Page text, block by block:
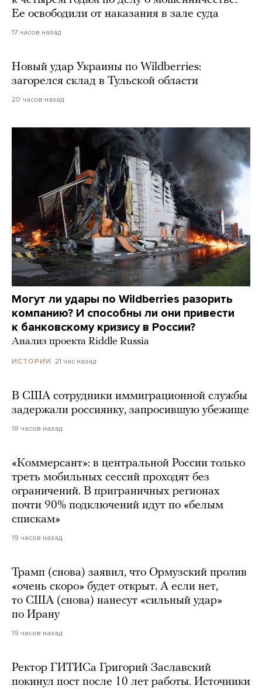
Ее освободили от наказания в зале суда
17 часов назад
Новый удар Украины по Wildberries:
загорелся склад в Тульской области
20 часов назад
Могут ли удары по Wildberries разорить
компанию? И способны ли они привести
к банковскому кризису в России?
Анализ проекта Riddle Russia
ИСТОРИИ 21 час назад
В США сотрудники иммиграционной службы
задержали россиянку, запросившую убежище
18 часов назад
«Коммерсант»: в центральной России только
треть мобильных сессий проходят без
ограничений. В приграничных регионах
почти 90% подключений идут по «белым
спискам»
19 часов назад
Трамп (снова) заявил, что Ормузский пролив
«очень скоро» будет открыт. А если нет,
то США (снова) нанесут «сильный удар»
по Ирану
19 часов назад
Ректор ГИТИСа Григорий Заславский
покинул пост после 10 лет работы. Источники